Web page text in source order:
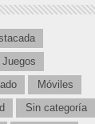
Juegos
Móviles
Sin categoría